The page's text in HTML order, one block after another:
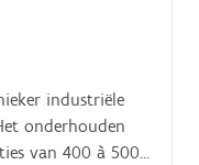
industriële
onderhouden
van 400 à 500